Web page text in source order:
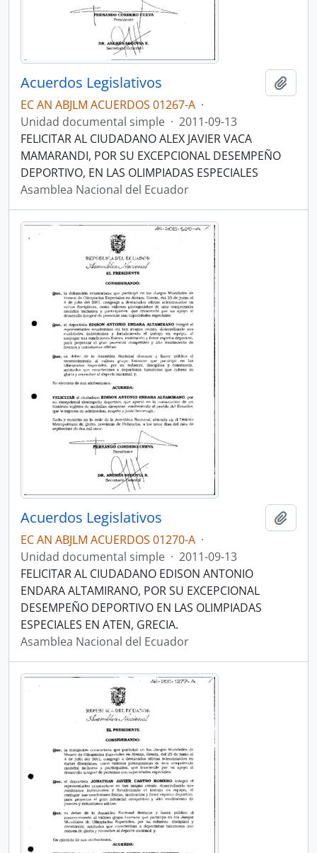
Acuerdos Legislativos
EC AN ABJLM ACUERDOS 01267-A ·
Unidad documental simple · 2011-09-13
FELICITAR AL CIUDADANO ALEX JAVIER VACA
MAMARANDI, POR SU EXCEPCIONAL DESEMPEÑO
DEPORTIVO, EN LAS OLIMPIADAS ESPECIALES
Asamblea Nacional del Ecuador
Acuerdos Legislativos
EC AN ABJLM ACUERDOS 01270-A ·
Unidad documental simple · 2011-09-13
FELICITAR AL CIUDADANO EDISON ANTONIO
ENDARA ALTAMIRANO, POR SU EXCEPCIONAL
DESEMPEÑO DEPORTIVO EN LAS OLIMPIADAS
ESPECIALES EN ATEN, GRECIA.
Asamblea Nacional del Ecuador